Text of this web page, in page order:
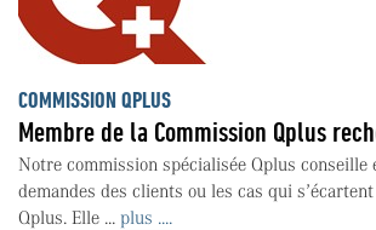
COMMISSION QPLUS
Membre de la Commission Qplus
Notre commission spécialisée Qplus conseille
demandes des clients ou les cas qui
Qplus. Elle ... plus ....